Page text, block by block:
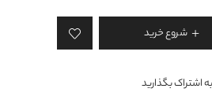
شروع خرید
به اشتراک بگذارید